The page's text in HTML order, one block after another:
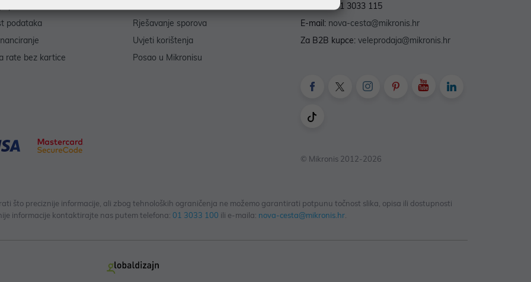
podataka
rate bez kartice
Rješavanje sporova
Uvjeti korištenja
Posao u Mikronisu
Fax: +385 1 3033 115
E-mail: nova-cesta@mikronis.hr
Za B2B kupce: veleprodaja@mikronis.hr
© Mikronis 2012-2026
što preciznije informacije, ali zbog tehnoloških ograničenja ne možemo garantirati potpunu točnost slika, opisa ili dostupnosti
informacije kontaktirajte nas putem telefona: 01 3033 100 ili e-maila: nova-cesta@mikronis.hr.